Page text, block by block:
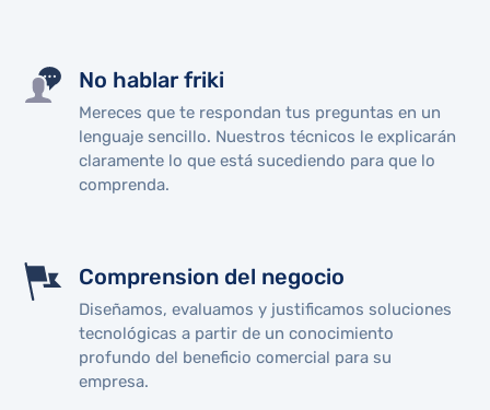
No hablar friki
Mereces que te respondan tus preguntas en un
lenguaje sencillo. Nuestros técnicos le explicarán
claramente lo que está sucediendo para que lo
comprenda.
Comprension del negocio
Diseñamos, evaluamos y justificamos soluciones
tecnológicas a partir de un conocimiento
profundo del beneficio comercial para su
empresa.